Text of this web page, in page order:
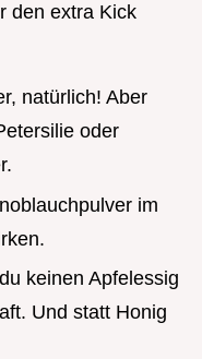
den extra Kick
natürlich! Aber
oder
im
keinen Apfelessig
Und statt Honig